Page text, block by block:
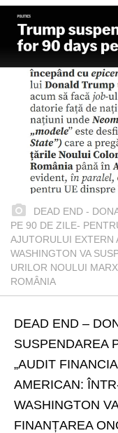
DEAD END -
PE 90 DE ZILE-
AJUTORULUI EXTERN
WASHINGTON VA
URILOR NOULUI
ROMÂNIA
DEAD END –
SUSPENDAREA
„AUDIT
AMERICAN:
WASHINGTON
FINANȚAREA